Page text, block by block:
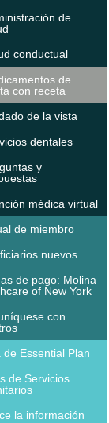
de
conductual
de
con receta
de la vista
dentales
y
médica virtual
de miembro
nuevos
de pago: Molina
of New York
con
de Essential Plan
de Servicios
la información